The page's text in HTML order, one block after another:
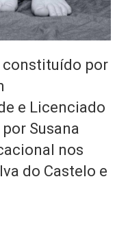
constituído por
e Licenciado
Susana
nos
do Castelo e